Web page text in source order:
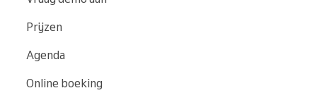
Prijzen
Agenda
Online boeking